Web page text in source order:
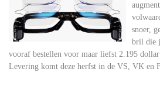
snoer,
bril die
vooraf bestellen voor maar liefst 2.195
Levering komt deze herfst in de VS, VK en